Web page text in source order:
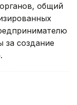
общий
за создание